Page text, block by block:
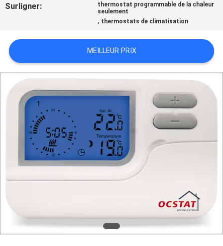
CONTACTEZ-
DEMANDEZ
UNE
CITATION
PLAN
SITE
POLICY
Surligner:
thermostat programmable de la chaleur
seulement
, thermostats de climatisation
MEILLEUR PRIX